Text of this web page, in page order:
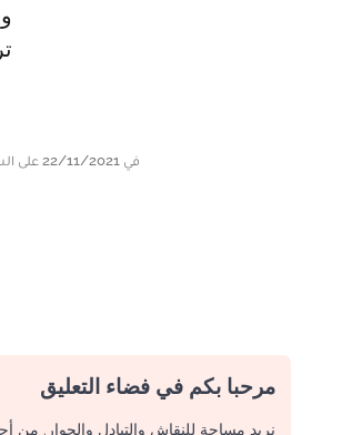
في 22/11/2021 على الساعة 12:32
مرحبا بكم في فضاء التعليق
نريد مساحة للنقاش والتبادل والحوار. من